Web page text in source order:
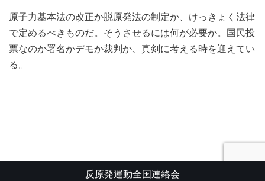
原子力基本法の改正か脱原発法の制定か、けっきょく法律
で定めるべきものだ。そうさせるには何が必要か。国民投
票なのか署名かデモか裁判か、真剣に考える時を迎えてい
る。
反原発運動全国連絡会